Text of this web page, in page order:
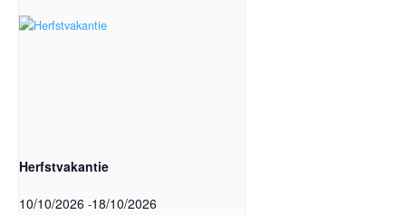
Herfstvakantie
10/10/2026 -18/10/2026